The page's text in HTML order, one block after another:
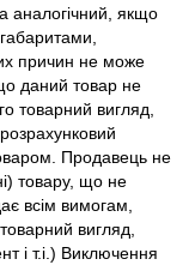
аналогічний, якщо
причин не може
даний товар не
товарний вигляд,
Продавець не
товару, що не
всім вимогам,
вигляд,
і т.і.) Виключення